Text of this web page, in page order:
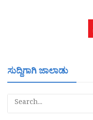
ಸುದ್ದಿಗಾಗಿ ಜಾಲಾಡು